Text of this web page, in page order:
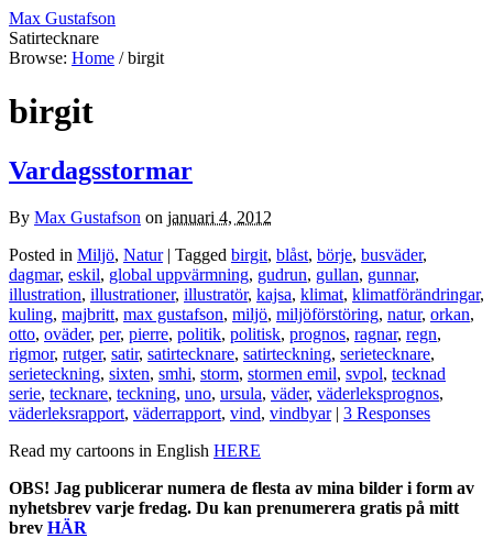
Max Gustafson
Satirtecknare
Browse: Home / birgit
birgit
Vardagsstormar
By Max Gustafson on januari 4, 2012
Posted in Miljö, Natur | Tagged birgit, blåst, börje, busväder,
dagmar, eskil, global uppvärmning, gudrun, gullan, gunnar,
illustration, illustrationer, illustratör, kajsa, klimat, klimatförändringar,
kuling, majbritt, max gustafson, miljö, miljöförstöring, natur, orkan,
otto, oväder, per, pierre, politik, politisk, prognos, ragnar, regn,
rigmor, rutger, satir, satirtecknare, satirteckning, serietecknare,
serieteckning, sixten, smhi, storm, stormen emil, svpol, tecknad
serie, tecknare, teckning, uno, ursula, väder, väderleksprognos,
väderleksrapport, väderrapport, vind, vindbyar| 3 Responses
Read my cartoons in English HERE
OBS! Jag publicerar numera de flesta av mina bilder i form av
nyhetsbrev varje fredag. Du kan prenumerera gratis på mitt
brev HÄR